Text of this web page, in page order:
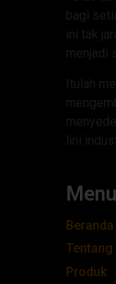
bagi
ini tak
menjadi
Itulah
lini
Menu
Beranda
Tentang
Produk